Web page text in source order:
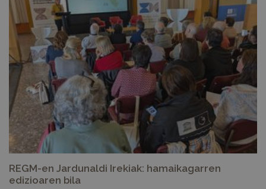
REGM-en Jardunaldi Irekiak: hamaikagarren
edizioaren bila